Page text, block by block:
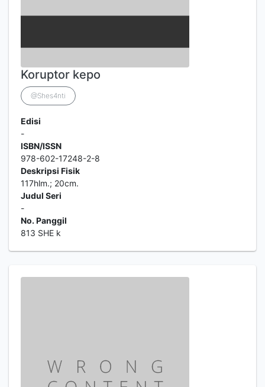
Koruptor kepo
@Shes4nti
Edisi
-
ISBN/ISSN
978-602-17248-2-8
Deskripsi Fisik
117hlm.; 20cm.
Judul Seri
-
No. Panggil
813 SHE k